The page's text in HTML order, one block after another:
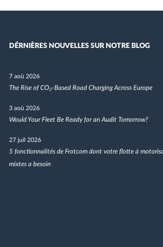
DÉRNIÈRES NOUVELLES SUR NOTRE BLOG
7 aoû 2026
The Rise of CO₂-Based Road Charging Across Europe
3 aoû 2026
Would Your Fleet Be Ready for an Audit Tomorrow?
27 juil 2026
5 fonctionnalités de Frotcom dont votre flotte à
mixtes a besoin